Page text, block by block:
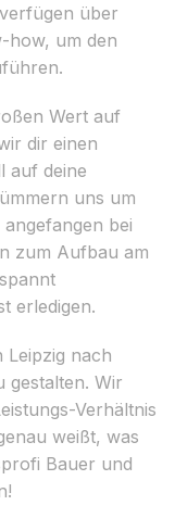
über
how, um den
Wert auf
dir einen
auf deine
uns um
bei
zum Aufbau am
erledigen.
Leipzig nach
gestalten. Wir
Verhältnis
weißt, was
Bauer und